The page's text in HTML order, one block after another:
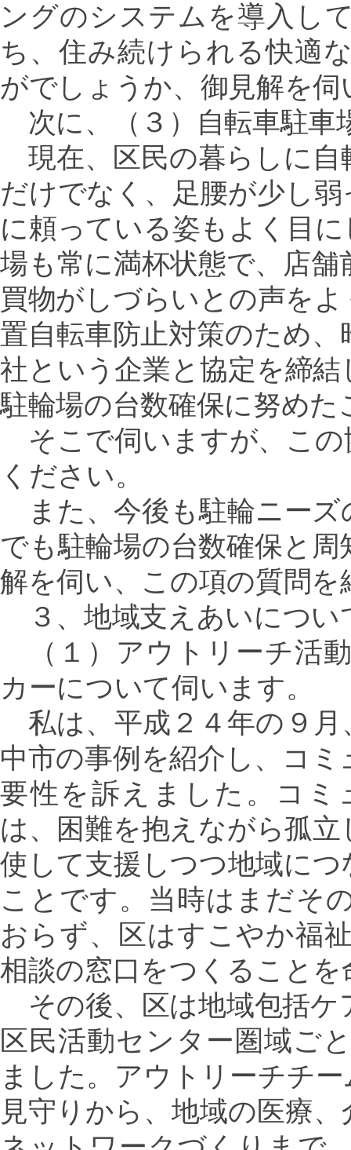
ングのシステムを導入し
ち、住み続けられる快適
がでしょうか、御見解を伺
次に、（３）自転車駐車
現在、区民の暮らしに自
だけでなく、足腰が少し
に頼っている姿もよく目
場も常に満杯状態で、店
買物がしづらいとの声を
置自転車防止対策のため
社という企業と協定を締
駐輪場の台数確保に努め
そこで伺いますが、この
ください。
また、今後も駐輪ニーズ
でも駐輪場の台数確保と
解を伺い、この項の質問を
３、地域支えあいについ
（１）アウトリーチ活
カーについて伺います。
私は、平成２４年の９月
中市の事例を紹介し、コ
要性を訴えました。コ
は、困難を抱えながら孤
使して支援しつつ地域に
ことです。当時はまだそ
おらず、区はすこやか福
相談の窓口をつくること
その後、区は地域包括ケ
区民活動センター圏域ご
ました。アウトリーチチ
見守りから、地域の医療